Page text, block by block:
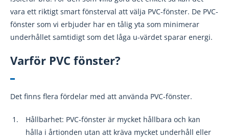
vara ett riktigt smart fönsterval att välja PVC-fönster. De PVC-
fönster som vi erbjuder har en tålig yta som minimerar
underhållet samtidigt som det låga u-värdet sparar energi.
Varför PVC fönster?
Det finns flera fördelar med att använda PVC-fönster.
Hållbarhet: PVC-fönster är mycket hållbara och kan
hålla i årtionden utan att kräva mycket underhåll eller